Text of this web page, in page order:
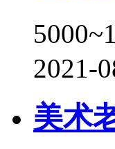
2021-
美术